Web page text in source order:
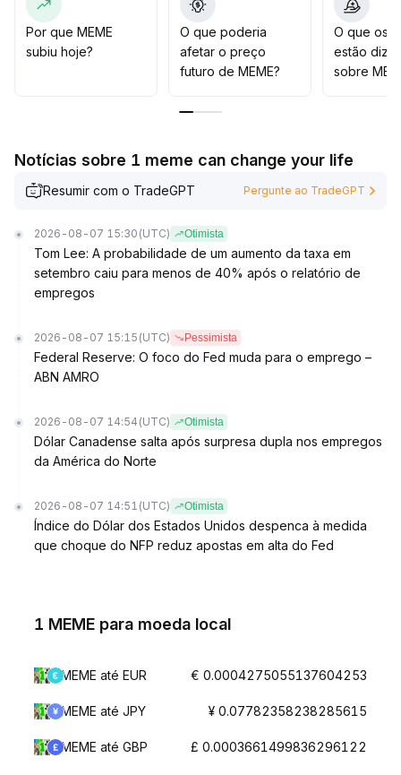
Recomenda-se selecionar posições sob uma ótica de
valor de longo prazo, priorizando operações de faixa
no curto prazo e monitorando especialmente o suporte
(US$ 0,00049) e a resistência (US$ 0,00053–
Por que MEME
subiu hoje?
O que poderia
afetar o preço
futuro de MEME?
O que os
estão
sobre
Notícias sobre 1 meme can change your life
Resumir com o TradeGPT Pergunte ao TradeGPT
2026-08-07 15:30 (UTC) Otimista
Tom Lee: A probabilidade de um aumento da taxa em
setembro caiu para menos de 40% após o relatório de
empregos
2026-08-07 15:15 (UTC) Pessimista
Federal Reserve: O foco do Fed muda para o emprego –
ABN AMRO
2026-08-07 14:54 (UTC) Otimista
Dólar Canadense salta após surpresa dupla nos empregos
da América do Norte
2026-08-07 14:51 (UTC) Otimista
Índice do Dólar dos Estados Unidos despenca à medida
que choque do NFP reduz apostas em alta do Fed
1 MEME para moeda local
MEME até EUR € 0.0004275055137604253
MEME até JPY ¥ 0.07782358238285615
MEME até GBP £ 0.0003661499836296122